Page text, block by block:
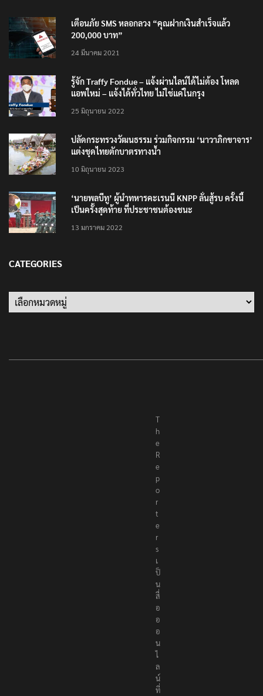
เตือนภัย SMS หลอกลวง “คุณฝากเงินสำเร็จแล้ว
200,000 บาท”
24 มีนาคม 2021
รู้จัก Traffy Fondue – แจ้งผ่านไลน์ได้ไม่ต้อง โหลด
แอพใหม่ – แจ้งได้ทั่วไทย ไม่ใช่แค่ในกรุง
25 มิถุนายน 2022
ปลัดกระทรวงวัฒนธรรม ร่วมกิจกรรม ‘นาวาภิกขาจาร’
แต่งชุดไทยตักบาตรทางน้ำ
10 มิถุนายน 2023
‘นายพลบีทู’ ผู้นำทหารคะเรนนี KNPP ลั่นสู้รบ ครั้งนี้
เป็นครั้งสุดท้าย ที่ประชาชนต้องชนะ
13 มกราคม 2022
CATEGORIES
Categories
T
h
e
R
e
p
o
r
t
e
r
s
เ
ป็
น
สื่
อ
อ
อ
น
ไ
ล
น์
ที่